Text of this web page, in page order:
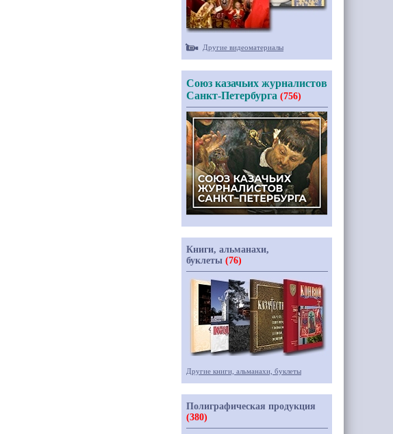
Другие видеоматериалы
Союз казачьих журналистов
Санкт-Петербурга (756)
Книги, альманахи,
буклеты (76)
Другие книги, альманахи, буклеты
Полиграфическая продукция
(380)